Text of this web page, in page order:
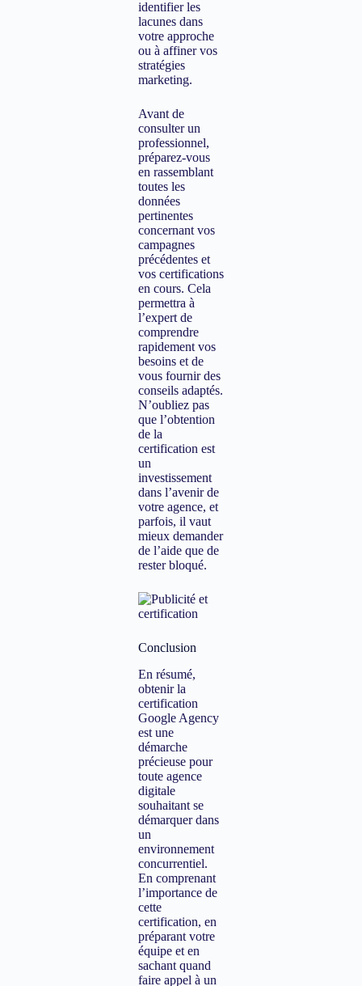
identifier les
lacunes dans
votre approche
ou à affiner vos
stratégies
marketing.
Avant de
consulter un
professionnel,
préparez-vous
en rassemblant
toutes les
données
pertinentes
concernant vos
campagnes
précédentes et
vos certifications
en cours. Cela
permettra à
l’expert de
comprendre
rapidement vos
besoins et de
vous fournir des
conseils adaptés.
N’oubliez pas
que l’obtention
de la
certification est
un
investissement
dans l’avenir de
votre agence, et
parfois, il vaut
mieux demander
de l’aide que de
rester bloqué.
Conclusion
En résumé,
obtenir la
certification
Google Agency
est une
démarche
précieuse pour
toute agence
digitale
souhaitant se
démarquer dans
un
environnement
concurrentiel.
En comprenant
l’importance de
cette
certification, en
préparant votre
équipe et en
sachant quand
faire appel à un